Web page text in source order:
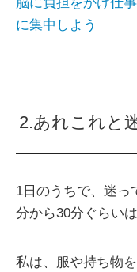
に集中しよう
2.あれこれと
1日のうちで、迷っ
分から30分ぐらい
私は、服や持ち物